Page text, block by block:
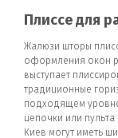
Плиссе для
Жалюзи шторы
оформления окон
выступает
традиционные
подходящем
цепочки или
Киев могут иметь